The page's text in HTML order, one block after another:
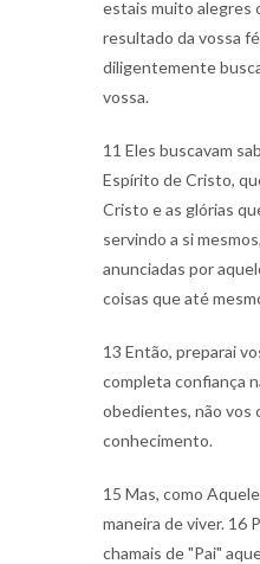
estais muito alegres
resultado da vossa
diligentemente
vossa.
11 Eles buscavam
Espírito de Cristo,
Cristo e as glórias
servindo a si
anunciadas por
coisas que até
13 Então, preparai
completa confiança
obedientes, não vos
conhecimento.
15 Mas, como
maneira de viver. 16
chamais de "Pai"